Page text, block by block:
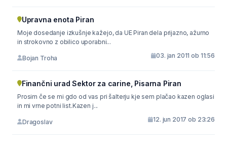
Upravna enota Piran
Moje dosedanje izkušnje kažejo, da UE Piran dela prijazno, ažurno
in strokovno z obilico uporabni...
Bojan Troha 03. jan 2011 ob 11:56
Finančni urad Sektor za carine, Pisarna Piran
Prosim če se mi gdo od vas pri šalterju kje sem plačao kazen oglasi
in mi vrne potni list.Kazen j...
Dragoslav 12. jun 2017 ob 23:26